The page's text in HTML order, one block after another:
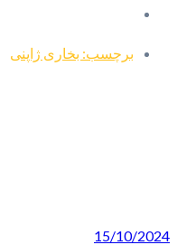
برچسب: بخاری ژاپنی
15/10/2024